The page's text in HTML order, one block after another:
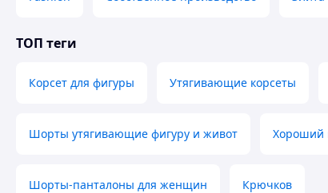
ТОП теги
Корсет для фигуры Утягивающие корсеты
Шорты утягивающие фигуру и живот Хороший
Шорты-панталоны для женщин Крючков